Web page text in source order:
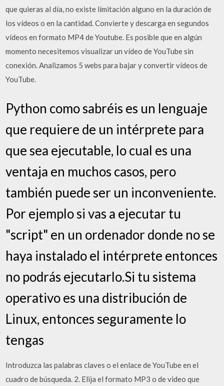
que quieras al día, no existe límitación alguno en la duración de
los vídeos o en la cantidad. Convierte y descarga en segundos
vídeos en formato MP4 de Youtube. Es posible que en algún
momento necesitemos visualizar un ví­deo de YouTube sin
conexión. Analizamos 5 webs para bajar y convertir ví­deos de
YouTube.
Python como sabréis es un lenguaje
que requiere de un intérprete para
que sea ejecutable, lo cual es una
ventaja en muchos casos, pero
también puede ser un inconveniente.
Por ejemplo si vas a ejecutar tu
"script" en un ordenador donde no se
haya instalado el intérprete entonces
no podrás ejecutarlo.Si tu sistema
operativo es una distribución de
Linux, entonces seguramente lo
tengas
Introduzca las palabras claves o el enlace de YouTube en el
cuadro de búsqueda. 2. Elija el formato MP3 o de video que